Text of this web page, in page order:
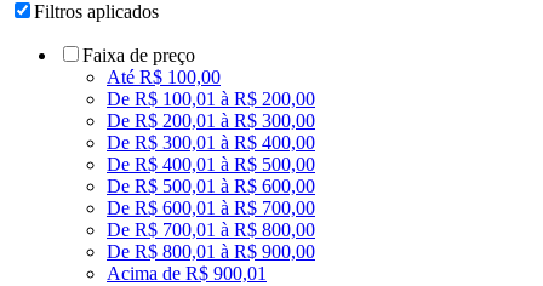
Filtros aplicados
Faixa de preço
Até R$ 100,00
De R$ 100,01 à R$ 200,00
De R$ 200,01 à R$ 300,00
De R$ 300,01 à R$ 400,00
De R$ 400,01 à R$ 500,00
De R$ 500,01 à R$ 600,00
De R$ 600,01 à R$ 700,00
De R$ 700,01 à R$ 800,00
De R$ 800,01 à R$ 900,00
Acima de R$ 900,01